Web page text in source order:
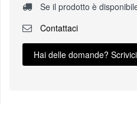
Se il prodotto è
Contattaci
Hai delle domande? Scrivici